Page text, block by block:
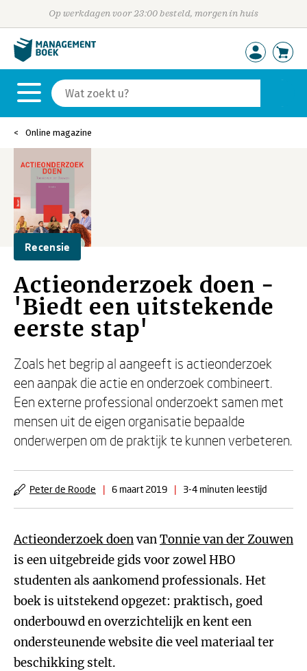
Op werkdagen voor 23:00 besteld, morgen in huis
Online magazine
Recensie
Actieonderzoek doen -
'Biedt een uitstekende
eerste stap'
Zoals het begrip al aangeeft is actieonderzoek
een aanpak die actie en onderzoek combineert.
Een externe professional onderzoekt samen met
mensen uit de eigen organisatie bepaalde
onderwerpen om de praktijk te kunnen verbeteren.
Peter de Roode | 6 maart 2019 | 3-4 minuten leestijd
Actieonderzoek doenvanTonnie van der Zouwen
is een uitgebreide gids voor zowel HBO
studenten als aankomend professionals. Het
boek is uitstekend opgezet: praktisch, goed
onderbouwd en overzichtelijk en kent een
ondersteunende website die veel materiaal ter
beschikking stelt.